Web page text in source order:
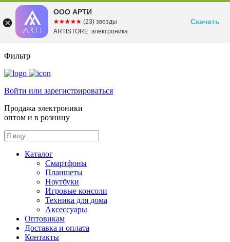
Фильтр
Войти или зарегистрироваться
Продажа электроники
оптом и в розницу
Каталог
Смартфоны
Планшеты
Ноутбуки
Игровые консоли
Техника для дома
Аксессуары
Оптовикам
Доставка и оплата
Контакты
ООО АРТИ
☆☆☆☆☆
★★★★★ (23) звезды
ARTISTORE: электроника
Скачать